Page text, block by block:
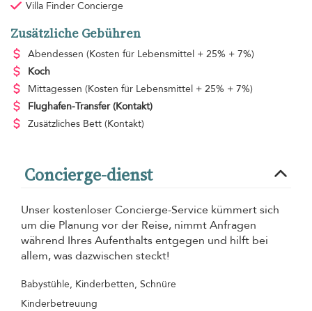
Villa Finder Concierge
Zusätzliche Gebühren
Abendessen (Kosten für Lebensmittel + 25% + 7%)
Koch
Mittagessen (Kosten für Lebensmittel + 25% + 7%)
Flughafen-Transfer (Kontakt)
Zusätzliches Bett (Kontakt)
Concierge-dienst
Unser kostenloser Concierge-Service kümmert sich
um die Planung vor der Reise, nimmt Anfragen
während Ihres Aufenthalts entgegen und hilft bei
allem, was dazwischen steckt!
Babystühle, Kinderbetten, Schnüre
Kinderbetreuung